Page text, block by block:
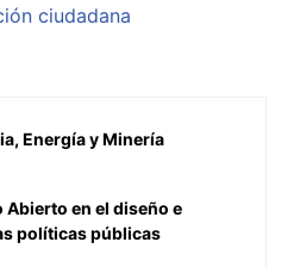
ciudadana
Energía y Minería
en el diseño e
políticas públicas